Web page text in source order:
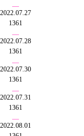
2022.07.27
1361
2022.07.28
1361
2022.07.30
1361
2022.07.31
1361
2022.08.01